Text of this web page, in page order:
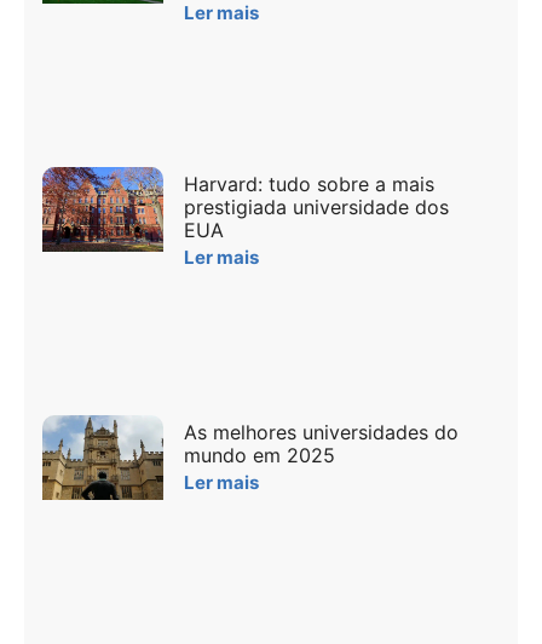
Ler mais
Harvard: tudo sobre a mais
prestigiada universidade dos
EUA
Ler mais
As melhores universidades do
mundo em 2025
Ler mais